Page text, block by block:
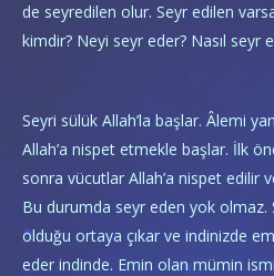
de seyredilen olur. Seyr edilen
kimdir? Neyi seyr eder? Nasıl seyr
Seyri sülük Allah’la başlar. Âlemi
Allah’a nispet etmekle başlar. İlk
sonra vücutlar Allah’a nispet edilir
Bu durumda seyr eden yok olmaz.
olduğu ortaya çıkar ve indinizde
eder indinde. Emin olan mümin